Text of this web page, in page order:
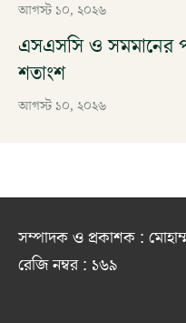
আগস্ট ১০, ২০২৬
এসএসসি ও সমমানের
শতাংশ
আগস্ট ১০, ২০২৬
সম্পাদক ও প্রকাশক :
রেজি নম্বর : ১৬৯